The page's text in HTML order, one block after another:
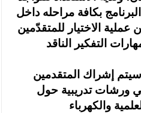
بكافة مراحله داخل
الاختيار للمتقدّمين
التفكير الناقد (
إشراك المتقدمين
ورشات تدريبية حول
والكهرباء